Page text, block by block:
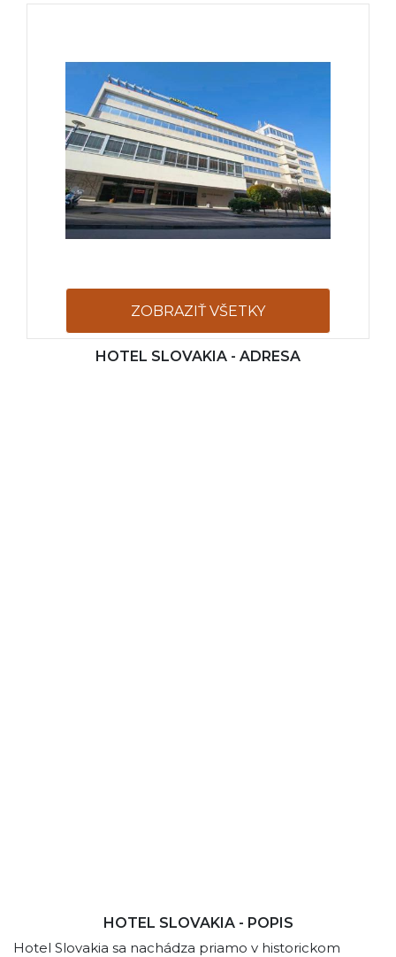
ZOBRAZIŤ VŠETKY
FOTOGRAFIE
HOTEL SLOVAKIA - ADRESA
HOTEL SLOVAKIA - POPIS
Hotel Slovakia sa nachádza priamo v historickom